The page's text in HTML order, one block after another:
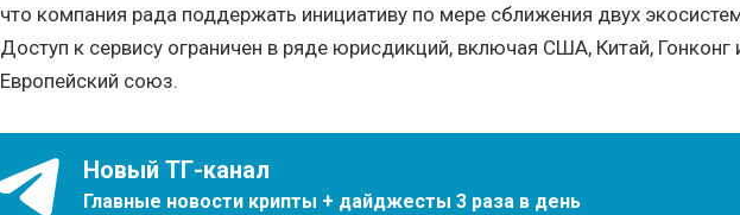
что компания рада поддержать инициативу по мере сближения двух
Доступ к сервису ограничен в ряде юрисдикций, включая США, Китай, Гонконг
Европейский союз.
Новый ТГ-канал
Главные новости крипты + дайджесты 3 раза в день